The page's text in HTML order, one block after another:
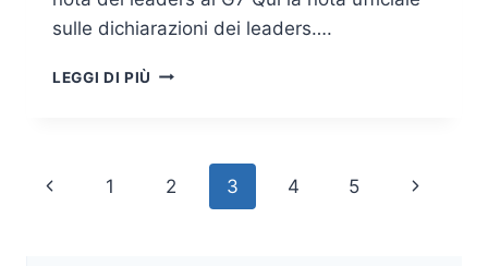
sulle dichiarazioni dei leaders….
LEGGI DI PIÙ G7
DICHIARAZIONE
DEI
LEADERS
Navigazione
Pagina
1 2 3 4 5
Pagina